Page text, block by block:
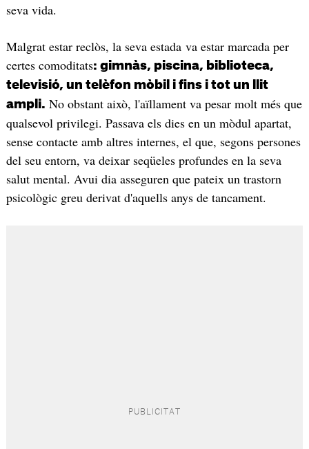
seva vida.
Malgrat estar reclòs, la seva estada va estar marcada per
certes comoditats: gimnàs, piscina, biblioteca,
televisió, un telèfon mòbil i fins i tot un llit
ampli. No obstant això, l'aïllament va pesar molt més que
qualsevol privilegi. Passava els dies en un mòdul apartat,
sense contacte amb altres internes, el que, segons persones
del seu entorn, va deixar seqüeles profundes en la seva
salut mental. Avui dia asseguren que pateix un trastorn
psicològic greu derivat d'aquells anys de tancament.